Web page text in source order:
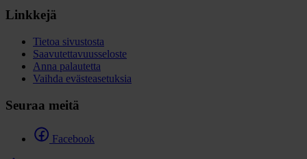
Linkkejä
Tietoa sivustosta
Saavutettavuusseloste
Anna palautetta
Vaihda evästeasetuksia
Seuraa meitä
Facebook